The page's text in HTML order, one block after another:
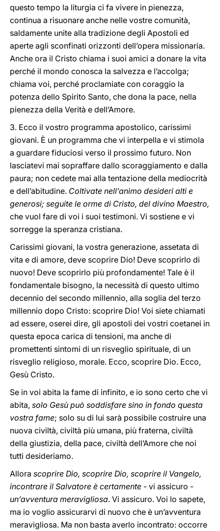
questo tempo la liturgia ci fa vivere in pienezza,
continua a risuonare anche nelle vostre comunità,
saldamente unite alla tradizione degli Apostoli ed
aperte agli sconfinati orizzonti dell’opera missionaria.
Anche ora il Cristo chiama i suoi amici a donare la vita
perché il mondo conosca la salvezza e l’accolga;
chiama voi, perché proclamiate con coraggio la
potenza dello Spirito Santo, che dona la pace, nella
pienezza della Verità e dell’Amore.
3. Ecco il vostro programma apostolico, carissimi
giovani. È un programma che vi interpella e vi stimola
a guardare fiduciosi verso il prossimo futuro. Non
lasciatevi mai sopraffare dallo scoraggiamento e dalla
paura; non cedete mai alla tentazione della mediocrità
e dell’abitudine. Coltivate nell’animo desideri alti e
generosi; seguite le orme di Cristo, del divino Maestro,
che vuol fare di voi i suoi testimoni. Vi sostiene e vi
sorregge la speranza cristiana.
Carissimi giovani, la vostra generazione, assetata di
vita e di amore, deve scoprire Dio! Deve scoprirlo di
nuovo! Deve scoprirlo più profondamente! Tale è il
fondamentale bisogno, la necessità di questo ultimo
decennio del secondo millennio, alla soglia del terzo
millennio dopo Cristo: scoprire Dio! Voi siete chiamati
ad essere, oserei dire, gli apostoli dei vostri coetanei in
questa epoca carica di tensioni, ma anche di
promettenti sintomi di un risveglio spirituale, di un
risveglio religioso, morale. Ecco, scoprire Dio. Ecco,
Gesù Cristo.
Se in voi abita la fame di infinito, e io sono certo che vi
abita, solo Gesù può soddisfare sino in fondo questa
vostra fame; solo su di lui sarà possibile costruire una
nuova civiltà, civiltà più umana, più fraterna, civiltà
della giustizia, della pace, civiltà dell’Amore che noi
tutti desideriamo.
Allora scoprire Dio, scoprire Dio, scoprire il Vangelo,
incontrare il Salvatore è certamente - vi assicuro -
un’avventura meravigliosa. Vi assicuro. Voi lo sapete,
ma io voglio assicurarvi di nuovo che è un’avventura
meravigliosa. Ma non basta averlo incontrato: occorre